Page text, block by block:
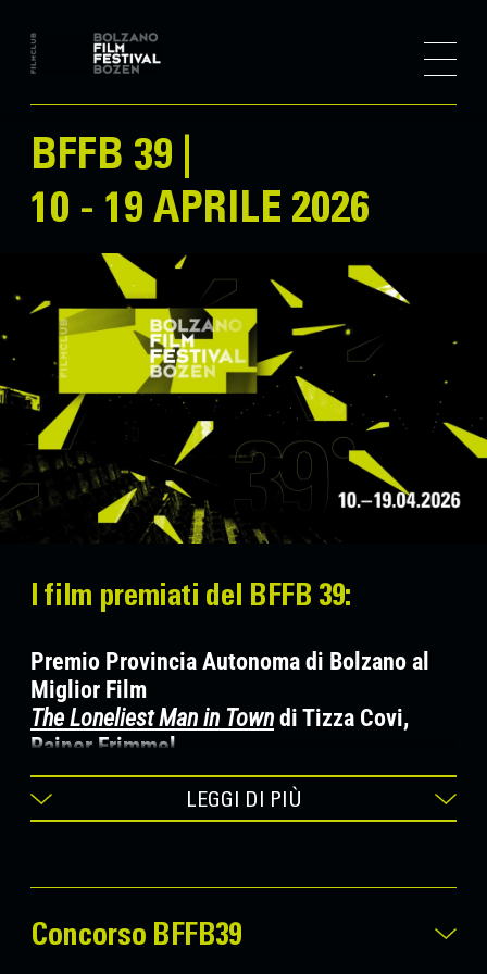
BFFB 39 |
10 - 19 APRILE 2026
I film premiati del BFFB 39:
Premio Provincia Autonoma di Bolzano al
Miglior Film
The Loneliest Man in Town di Tizza Covi,
Rainer Frimmel
AUT 2026, 86 min. – Anteprima italiana
Sehnsucht in Sangerhausen(Phantoms of
July)di Julian Radlmaier
DEU 2025, 90 min. – Anteprima italiana
LEGGI DI PIÙ
Concorso BFFB39